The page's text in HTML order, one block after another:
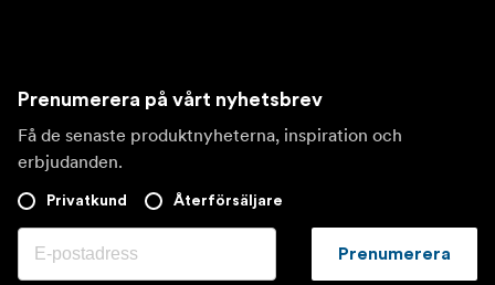
Prenumerera på vårt nyhetsbrev
Få de senaste produktnyheterna, inspiration och
erbjudanden.
Privatkund Återförsäljare
Prenumerera